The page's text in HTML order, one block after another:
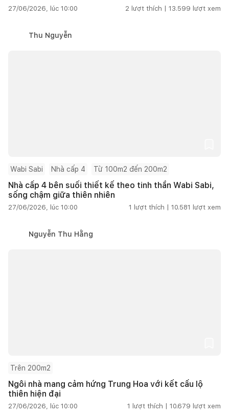
27/06/2026, lúc 10:00 2 lượt thích | 13.599 lượt xem
Thu Nguyễn
Wabi Sabi Nhà cấp 4 Từ 100m2 đến 200m2
Nhà cấp 4 bên suối thiết kế theo tinh thần Wabi Sabi,
sống chậm giữa thiên nhiên
27/06/2026, lúc 10:00 1 lượt thích | 10.581 lượt xem
Nguyễn Thu Hằng
Trên 200m2
Ngôi nhà mang cảm hứng Trung Hoa với kết cấu lộ
thiên hiện đại
27/06/2026, lúc 10:00 1 lượt thích | 10.679 lượt xem